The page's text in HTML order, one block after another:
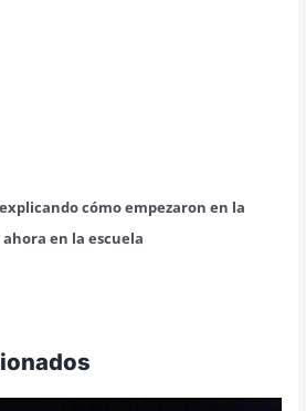
cómo empezaron en la
en la escuela